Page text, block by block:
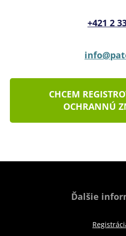
+421 2
CHCEM
OCHRANNÚ
Ďalšie